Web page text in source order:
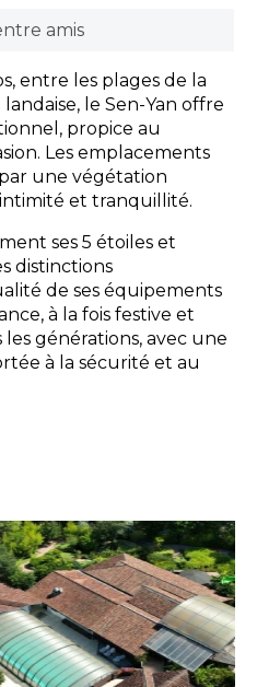
amis
entre les plages de la
le Sen-Yan offre
propice au
Les emplacements
une végétation
et tranquillité.
ses 5 étoiles et
distinctions
de ses équipements
à la fois festive et
générations, avec une
à la sécurité et au